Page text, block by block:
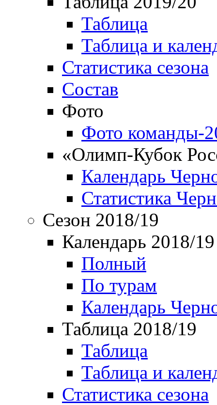
Таблица
Таблица и
Статистика сезона
Состав
Фото
Фото команды-
«Олимп-Кубок
Календарь
Статистика
Сезон 2018/19
Календарь 2018/19
Полный
По турам
Календарь
Таблица 2018/19
Таблица
Таблица и
Статистика сезона